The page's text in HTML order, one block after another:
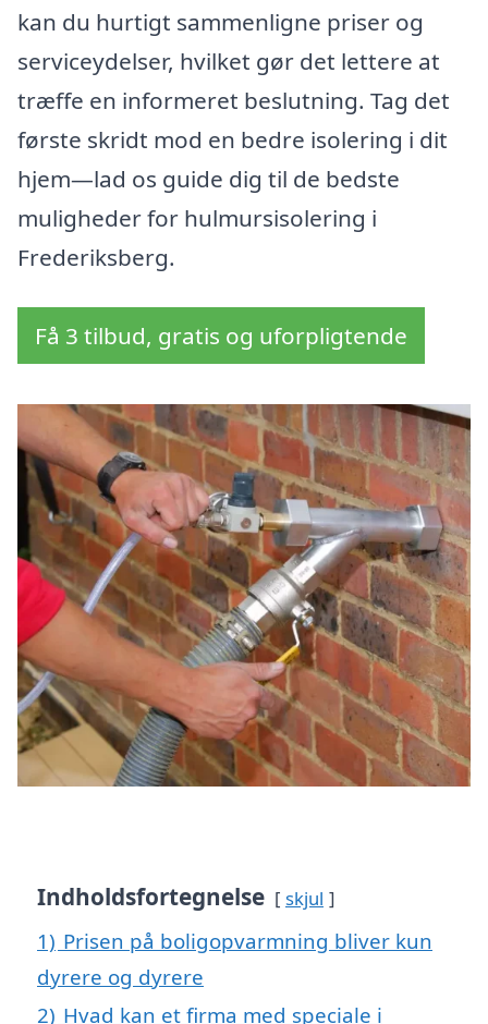
kan du hurtigt sammenligne priser og
serviceydelser, hvilket gør det lettere at
træffe en informeret beslutning. Tag det
første skridt mod en bedre isolering i dit
hjem—lad os guide dig til de bedste
muligheder for hulmursisolering i
Frederiksberg.
Få 3 tilbud, gratis og uforpligtende
Indholdsfortegnelse skjul
1) Prisen på boligopvarmning bliver kun
dyrere og dyrere
2) Hvad kan et firma med speciale i